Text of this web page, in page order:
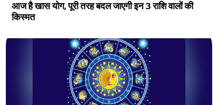
आज है खास योग, पूरी तरह बदल जाएगी इन 3 राशि वालों की
किस्मत